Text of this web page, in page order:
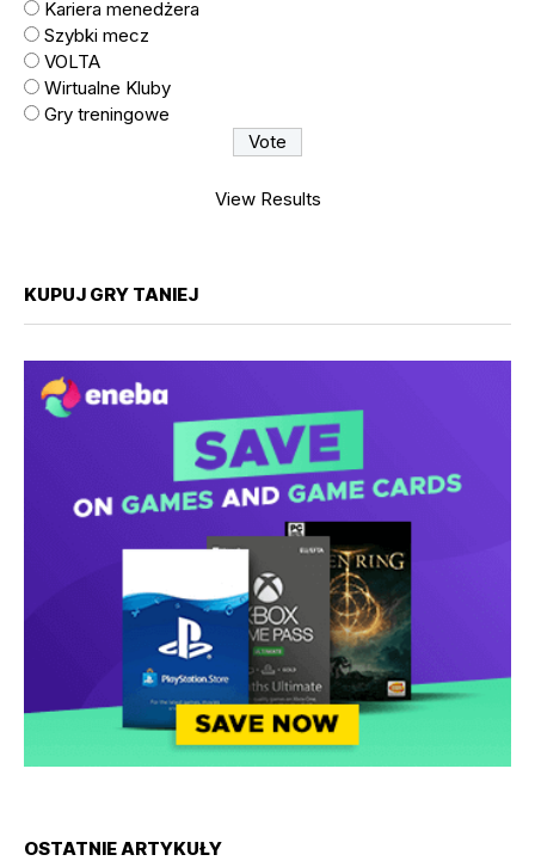
Kariera menedżera
Szybki mecz
VOLTA
Wirtualne Kluby
Gry treningowe
View Results
KUPUJ GRY TANIEJ
OSTATNIE ARTYKUŁY